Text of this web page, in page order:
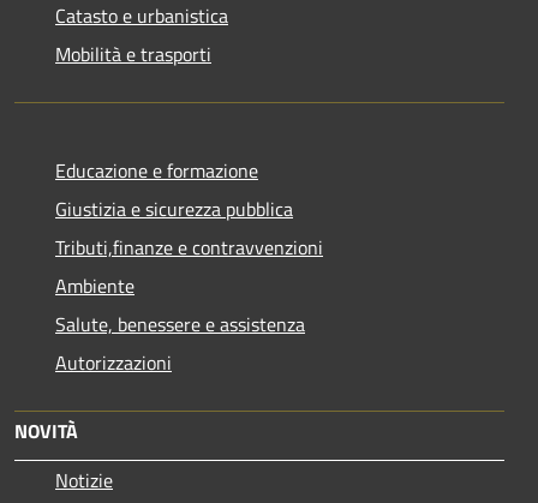
Catasto e urbanistica
Mobilità e trasporti
Educazione e formazione
Giustizia e sicurezza pubblica
Tributi,finanze e contravvenzioni
Ambiente
Salute, benessere e assistenza
Autorizzazioni
NOVITÀ
Notizie